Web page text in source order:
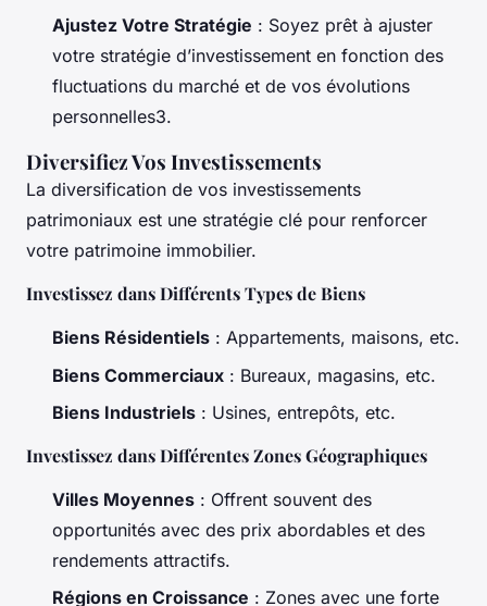
Ajustez Votre Stratégie : Soyez prêt à ajuster
votre stratégie d’investissement en fonction des
fluctuations du marché et de vos évolutions
personnelles3.
Diversifiez Vos Investissements
La diversification de vos investissements
patrimoniaux est une stratégie clé pour renforcer
votre patrimoine immobilier.
Investissez dans Différents Types de Biens
Biens Résidentiels : Appartements, maisons, etc.
Biens Commerciaux : Bureaux, magasins, etc.
Biens Industriels : Usines, entrepôts, etc.
Investissez dans Différentes Zones Géographiques
Villes Moyennes : Offrent souvent des
opportunités avec des prix abordables et des
rendements attractifs.
Régions en Croissance : Zones avec une forte